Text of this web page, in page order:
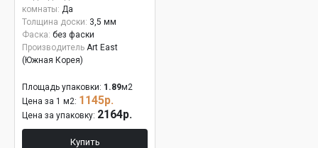
комнаты: Да
Толщина доски: 3,5 мм
Фаска: без фаски
Производитель Art East
(Южная Корея)
Площадь упаковки: 1.89м2
Цена за 1 м2: 1145р.
Цена за упаковку: 2164р.
Купить